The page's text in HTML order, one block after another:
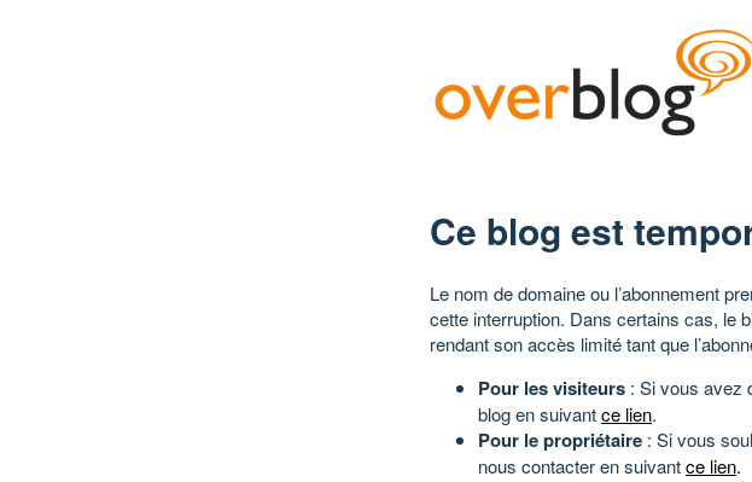
Ce blog est
Le nom de domaine ou l’abonnement
cette interruption. Dans certains cas, le
rendant son accès limité tant que
Pour les visiteurs : Si vous avez
blog en suivantce lien.
Pour le propriétaire : Si vous
nous contacter en suivantce lien.